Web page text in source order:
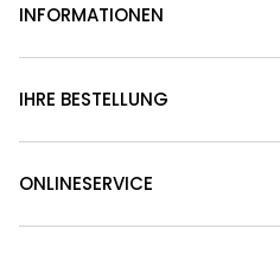
INFORMATIONEN
IHRE BESTELLUNG
ONLINESERVICE